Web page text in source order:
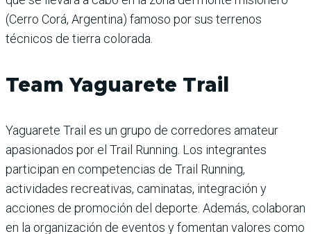
(Cerro Corá, Argentina) famoso por sus terrenos
técnicos de tierra colorada.
Team Yaguarete Trail
Yaguarete Trail es un grupo de corredores amateur
apasionados por el Trail Running. Los integrantes
participan en competencias de Trail Running,
actividades recreativas, caminatas, integración y
acciones de promoción del deporte. Además, colaboran
en la organización de eventos y fomentan valores como